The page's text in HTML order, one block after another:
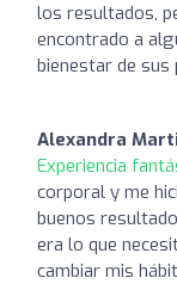
los resultados,
encontrado a
bienestar de sus
Alexandra
Experiencia
corporal y me
buenos
era lo que
cambiar mis